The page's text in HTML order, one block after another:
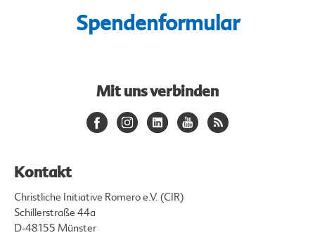
Spendenformular
Mit uns verbinden
Kontakt
Christliche Initiative Romero e.V. (CIR)
Schillerstraße 44a
D-48155 Münster